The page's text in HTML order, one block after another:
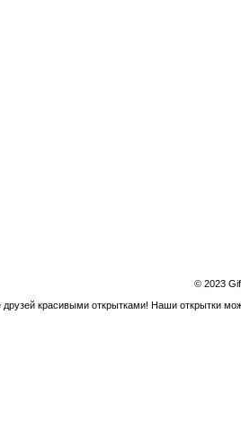
© 2023
друзей красивыми открытками! Наши открытки